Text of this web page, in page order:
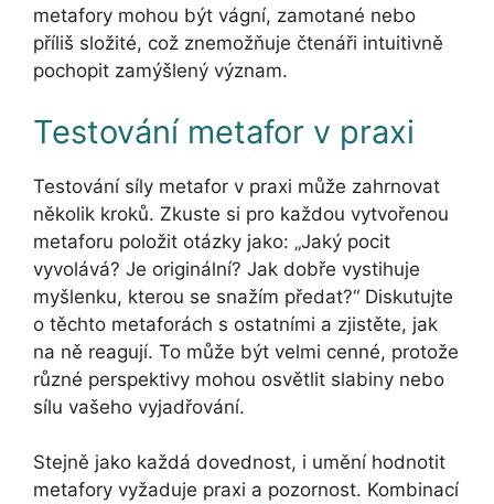
metafory mohou být vágní, zamotané nebo
příliš složité, což znemožňuje čtenáři intuitivně
pochopit zamýšlený význam.
Testování metafor v praxi
Testování síly metafor v praxi může zahrnovat
několik kroků. Zkuste si pro každou vytvořenou
metaforu položit otázky jako: „Jaký pocit
vyvolává? Je originální? Jak dobře vystihuje
myšlenku, kterou se snažím předat?“ Diskutujte
o těchto metaforách s ostatními a zjistěte, jak
na ně reagují. To může být velmi cenné, protože
různé perspektivy mohou osvětlit slabiny nebo
sílu vašeho vyjadřování.
Stejně jako každá dovednost, i umění hodnotit
metafory vyžaduje praxi a pozornost. Kombinací